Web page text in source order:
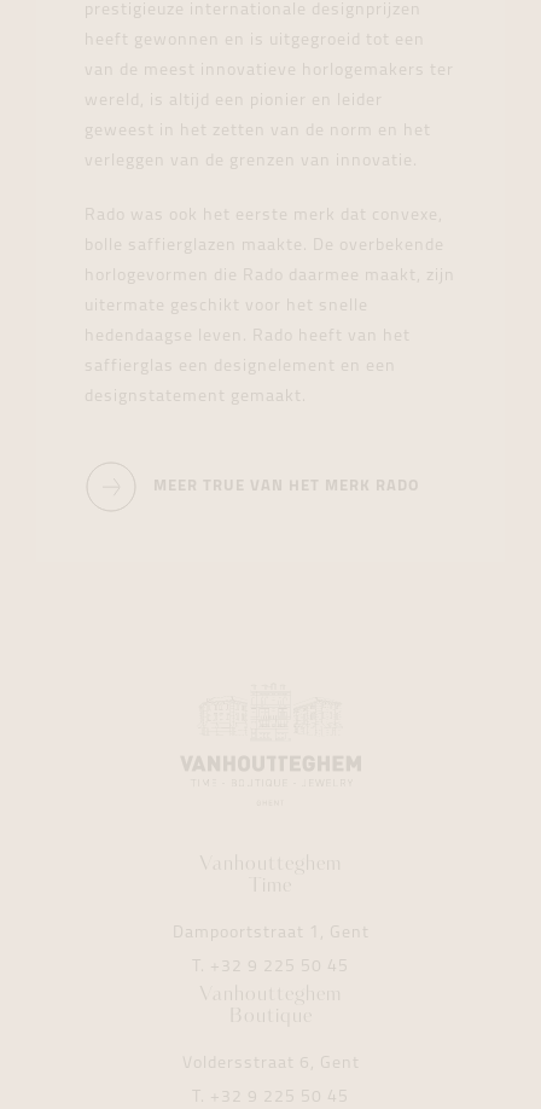
prestigieuze internationale designprijzen
heeft gewonnen en is uitgegroeid tot een
van de meest innovatieve horlogemakers ter
wereld, is altijd een pionier en leider
geweest in het zetten van de norm en het
verleggen van de grenzen van innovatie.
Rado was ook het eerste merk dat convexe,
bolle saffierglazen maakte. De overbekende
horlogevormen die Rado daarmee maakt, zijn
uitermate geschikt voor het snelle
hedendaagse leven. Rado heeft van het
saffierglas een designelement en een
designstatement gemaakt.
MEER TRUE VAN HET MERK RADO
Vanhoutteghem
Time
Dampoortstraat 1, Gent
T. +32 9 225 50 45
Vanhoutteghem
Boutique
Voldersstraat 6, Gent
T. +32 9 225 50 45